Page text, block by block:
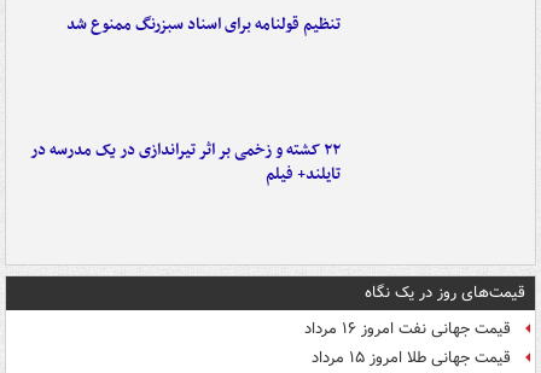
تنظیم قولنامه برای اسناد سبزرنگ ممنوع شد
۲۲ کشته و زخمی بر اثر تیراندازی در یک مدرسه در
تایلند+ فیلم
قیمت‌های روز در یک نگاه
قیمت جهانی نفت امروز ۱۶ مرداد
قیمت جهانی طلا امروز ۱۵ مرداد